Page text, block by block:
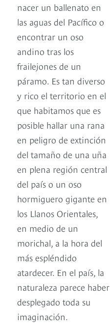
nacer un ballenato en
las aguas del Pacífico o
encontrar un oso
andino tras los
frailejones de un
páramo. Es tan diverso
y rico el territorio en el
que habitamos que es
posible hallar una rana
en peligro de extinción
del tamaño de una uña
en plena región central
del país o un oso
hormiguero gigante en
los Llanos Orientales,
en medio de un
morichal, a la hora del
más espléndido
atardecer. En el país, la
naturaleza parece haber
desplegado toda su
imaginación.